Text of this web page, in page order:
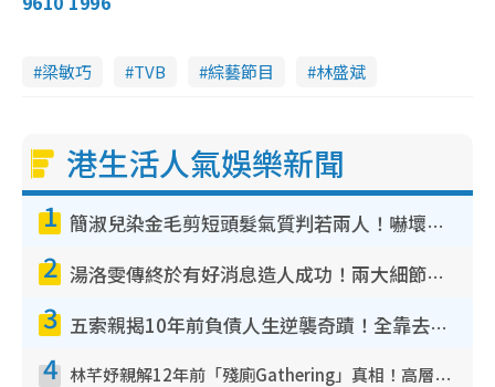
梁敏巧 TVB 綜藝節目 林盛斌
港生活人氣娛樂新聞
1 簡淑兒染金毛剪短頭髮氣質判若兩人！嚇壞老公麥大力都認唔出：「你做咩事？」
2 湯洛雯傳終於有好消息造人成功！兩大細節曝孕味極濃惹猜測：大肚婆先會咁！
3 五索親揭10年前負債人生逆襲奇蹟！全靠去一地方轉運後即遇上馬先生
4 林芊妤親解12年前「殘廁Gathering」真相！高層解約一句話重創尊嚴至今拒返TVB